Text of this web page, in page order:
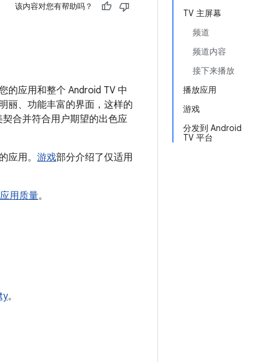
TV 主屏幕
频道
频道内容
接下来播放
播放应用
游戏
分发到 Android
TV 平台
该内容对您有帮助吗？
的应用和整个 Android TV 中
丽、功能丰富的界面，这样的
合并符合用户期望的出色应
应用。 游戏部分介绍了仅适用
用质量。
。